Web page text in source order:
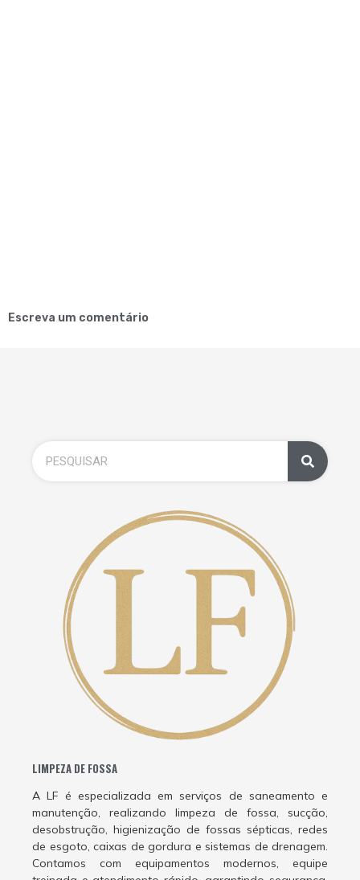
Escreva um comentário
LIMPEZA DE FOSSA
A LF é especializada em serviços de saneamento e
manutenção, realizando limpeza de fossa, sucção,
desobstrução, higienização de fossas sépticas, redes
de esgoto, caixas de gordura e sistemas de drenagem.
Contamos com equipamentos modernos, equipe